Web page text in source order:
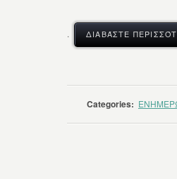
. ΔΙΑΒΆΣΤΕ
Categories: